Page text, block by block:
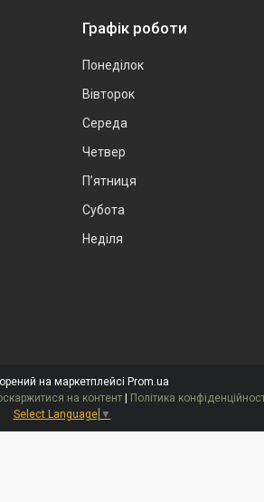
Графік роботи
Понеділок
Вівторок
Середа
Четвер
Пʼятниця
Субота
Неділя
на маркетплейсі Prom.ua
на контент | Політика
Select Language ▼